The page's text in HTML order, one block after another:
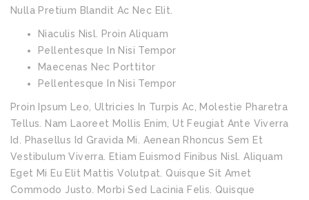
Nulla Pretium Blandit Ac Nec Elit.
Niaculis Nisl. Proin Aliquam
Pellentesque In Nisi Tempor
Maecenas Nec Porttitor
Pellentesque In Nisi Tempor
Proin Ipsum Leo, Ultricies In Turpis Ac, Molestie Pharetra
Tellus. Nam Laoreet Mollis Enim, Ut Feugiat Ante Viverra
Id. Phasellus Id Gravida Mi. Aenean Rhoncus Sem Et
Vestibulum Viverra. Etiam Euismod Finibus Nisl. Aliquam
Eget Mi Eu Elit Mattis Volutpat. Quisque Sit Amet
Commodo Justo. Morbi Sed Lacinia Felis. Quisque